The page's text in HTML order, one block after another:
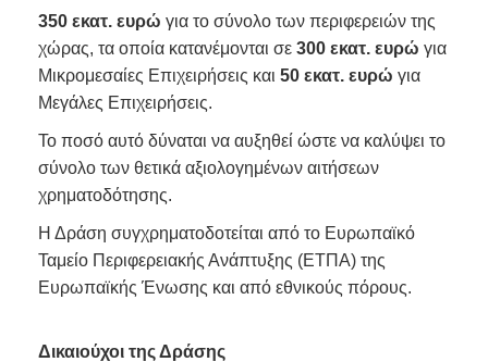
350 εκατ. ευρώ για το σύνολο των περιφερειών της
χώρας, τα οποία κατανέμονται σε 300 εκατ. ευρώ για
Μικρομεσαίες Επιχειρήσεις και 50 εκατ. ευρώ για
Μεγάλες Επιχειρήσεις.
Το ποσό αυτό δύναται να αυξηθεί ώστε να καλύψει το
σύνολο των θετικά αξιολογημένων αιτήσεων
χρηματοδότησης.
Η Δράση συγχρηματοδοτείται από το Ευρωπαϊκό
Ταμείο Περιφερειακής Ανάπτυξης (ΕΤΠΑ) της
Ευρωπαϊκής Ένωσης και από εθνικούς πόρους.
Δικαιούχοι της Δράσης